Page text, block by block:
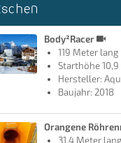
Body²Racer
119 Meter lang
Starthöhe
Hersteller:
Baujahr: 2018
Orangene
31,4 Meter lang